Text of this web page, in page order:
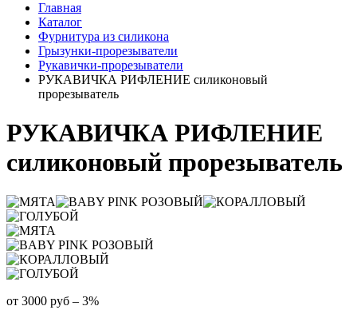
Главная
Каталог
Фурнитура из силикона
Грызунки-прорезыватели
Рукавички-прорезыватели
РУКАВИЧКА РИФЛЕНИЕ силиконовый
прорезыватель
РУКАВИЧКА РИФЛЕНИЕ
силиконовый прорезыватель
от 3000 руб – 3%